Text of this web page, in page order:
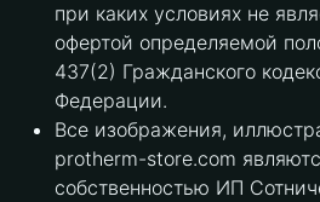
при каких условиях не
офертой определяемой
437(2) Гражданского
Федерации.
Все изображения,
protherm-store.com
собственностью ИП